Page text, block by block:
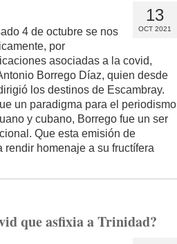
13
OCT 2021
4 de octubre se nos
por
asociadas a la covid,
Borrego Díaz, quien desde
los destinos de Escambray.
un paradigma para el periodismo
y cubano, Borrego fue un ser
Que esta emisión de
homenaje a su fructífera
que asfixia a Trinidad?